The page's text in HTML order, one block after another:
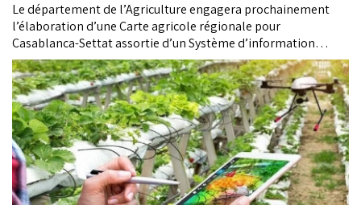
Le département de l’Agriculture engagera prochainement
l’élaboration d’une Carte agricole régionale pour
Casablanca-Settat assortie d’un Système d’information
géographique. L’objectif : classer les terres selon leur
potentiel agronomique et donner aux autorités un outil
d’arbitrage face à la pression foncière qui s’exerce sur la
région la plus peuplée du Royaume.